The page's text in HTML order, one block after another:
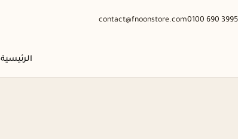
0100 690 3995
contact@fnoonstore.com
الرئيسية